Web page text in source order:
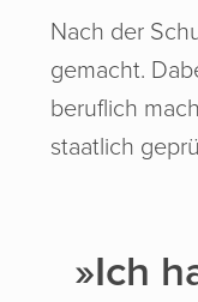
Nach der
gemacht.
beruflich
staatlich
»Ich